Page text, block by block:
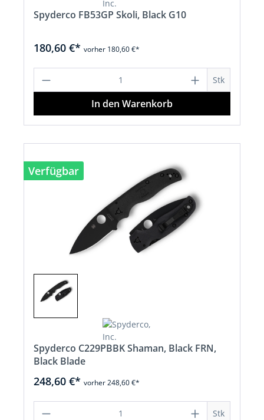
Spyderco FB53GP Skoli, Black G10
180,60 €* vorher 180,60 €*
Produkt Anzahl: Gib den Stk
In den Warenkorb
Verfügbar
Spyderco C229PBBK Shaman, Black FRN,
Black Blade
248,60 €* vorher 248,60 €*
Produkt Anzahl: Gib den Stk